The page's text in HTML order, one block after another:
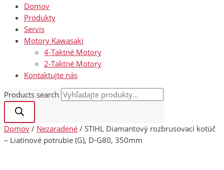
Domov
Produkty
Servis
Motory Kawasaki
4-Taktné Motory
2-Taktné Motory
Kontaktujte nás
Products search
Domov / Nezaradené / STIHL Diamantový rozbrusovací kotúč
– Liatinové potrubie (G), D-G80, 350mm